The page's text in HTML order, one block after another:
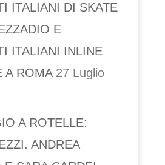
ITALIANI DI SKATE
E
ITALIANI INLINE
A ROMA 27 Luglio
A ROTELLE:
ANDREA